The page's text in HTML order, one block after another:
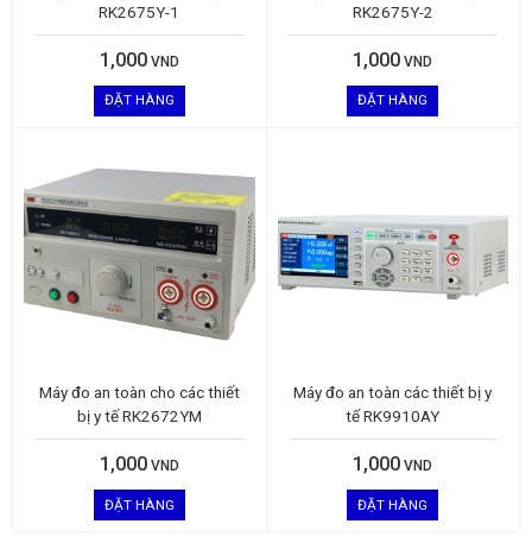
RK2675Y-1
1,000 VND
ĐẶT HÀNG
RK2675Y-2
1,000 VND
ĐẶT HÀNG
Máy đo an toàn cho các thiết
bị y tế RK2672YM
1,000 VND
ĐẶT HÀNG
Máy đo an toàn các thiết bị y
tế RK9910AY
1,000 VND
ĐẶT HÀNG